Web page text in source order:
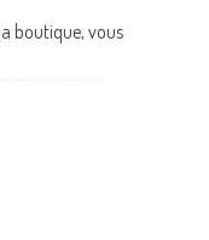
boutique, vous